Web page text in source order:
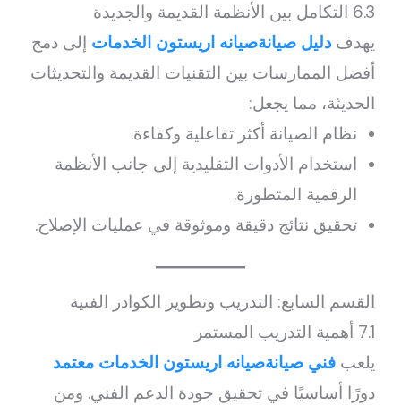
6.3 التكامل بين الأنظمة القديمة والجديدة
يهدفدليل صيانةصيانه اريستون الخدمات إلى دمج
أفضل الممارسات بين التقنيات القديمة والتحديثات
الحديثة، مما يجعل:
نظام الصيانة أكثر تفاعلية وكفاءة.
استخدام الأدوات التقليدية إلى جانب الأنظمة
الرقمية المتطورة.
تحقيق نتائج دقيقة وموثوقة في عمليات الإصلاح.
القسم السابع: التدريب وتطوير الكوادر الفنية
7.1 أهمية التدريب المستمر
يلعبفني صيانةصيانه اريستون الخدمات معتمد
دورًا أساسيًا في تحقيق جودة الدعم الفني. ومن